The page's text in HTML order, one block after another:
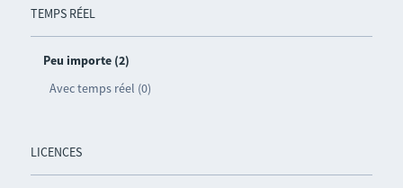
TEMPS RÉEL
Peu importe (2)
Avec temps réel (0)
LICENCES